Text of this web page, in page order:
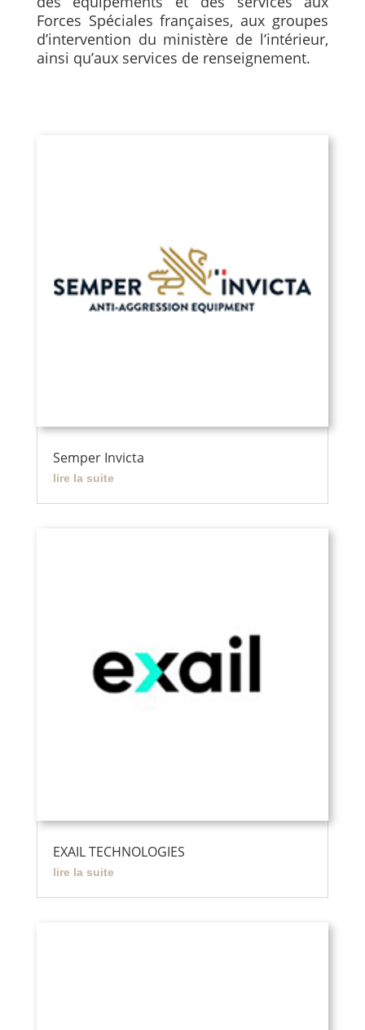
Forces Spéciales françaises, aux groupes
d’intervention du ministère de l’intérieur,
ainsi qu’aux services de renseignement.
Semper Invicta
lire la suite
EXAIL TECHNOLOGIES
lire la suite